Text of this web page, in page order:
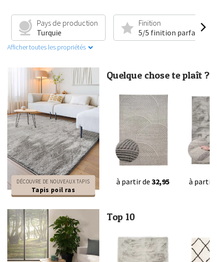
Pays de production
Turquie
Finition
5/5 finition parfaite
Afficher toutes les propriétés
DÉCOUVRE DE NOUVEAUX TAPIS
Tapis poil ras
Quelque chose te plaît ?
à partir de 32,95 à partir
Top 10